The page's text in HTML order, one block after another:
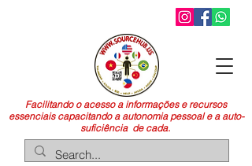
Facilitando o acesso a informações e recursos
essenciais capacitando a autonomia pessoal e a auto-
suficiência de cada.